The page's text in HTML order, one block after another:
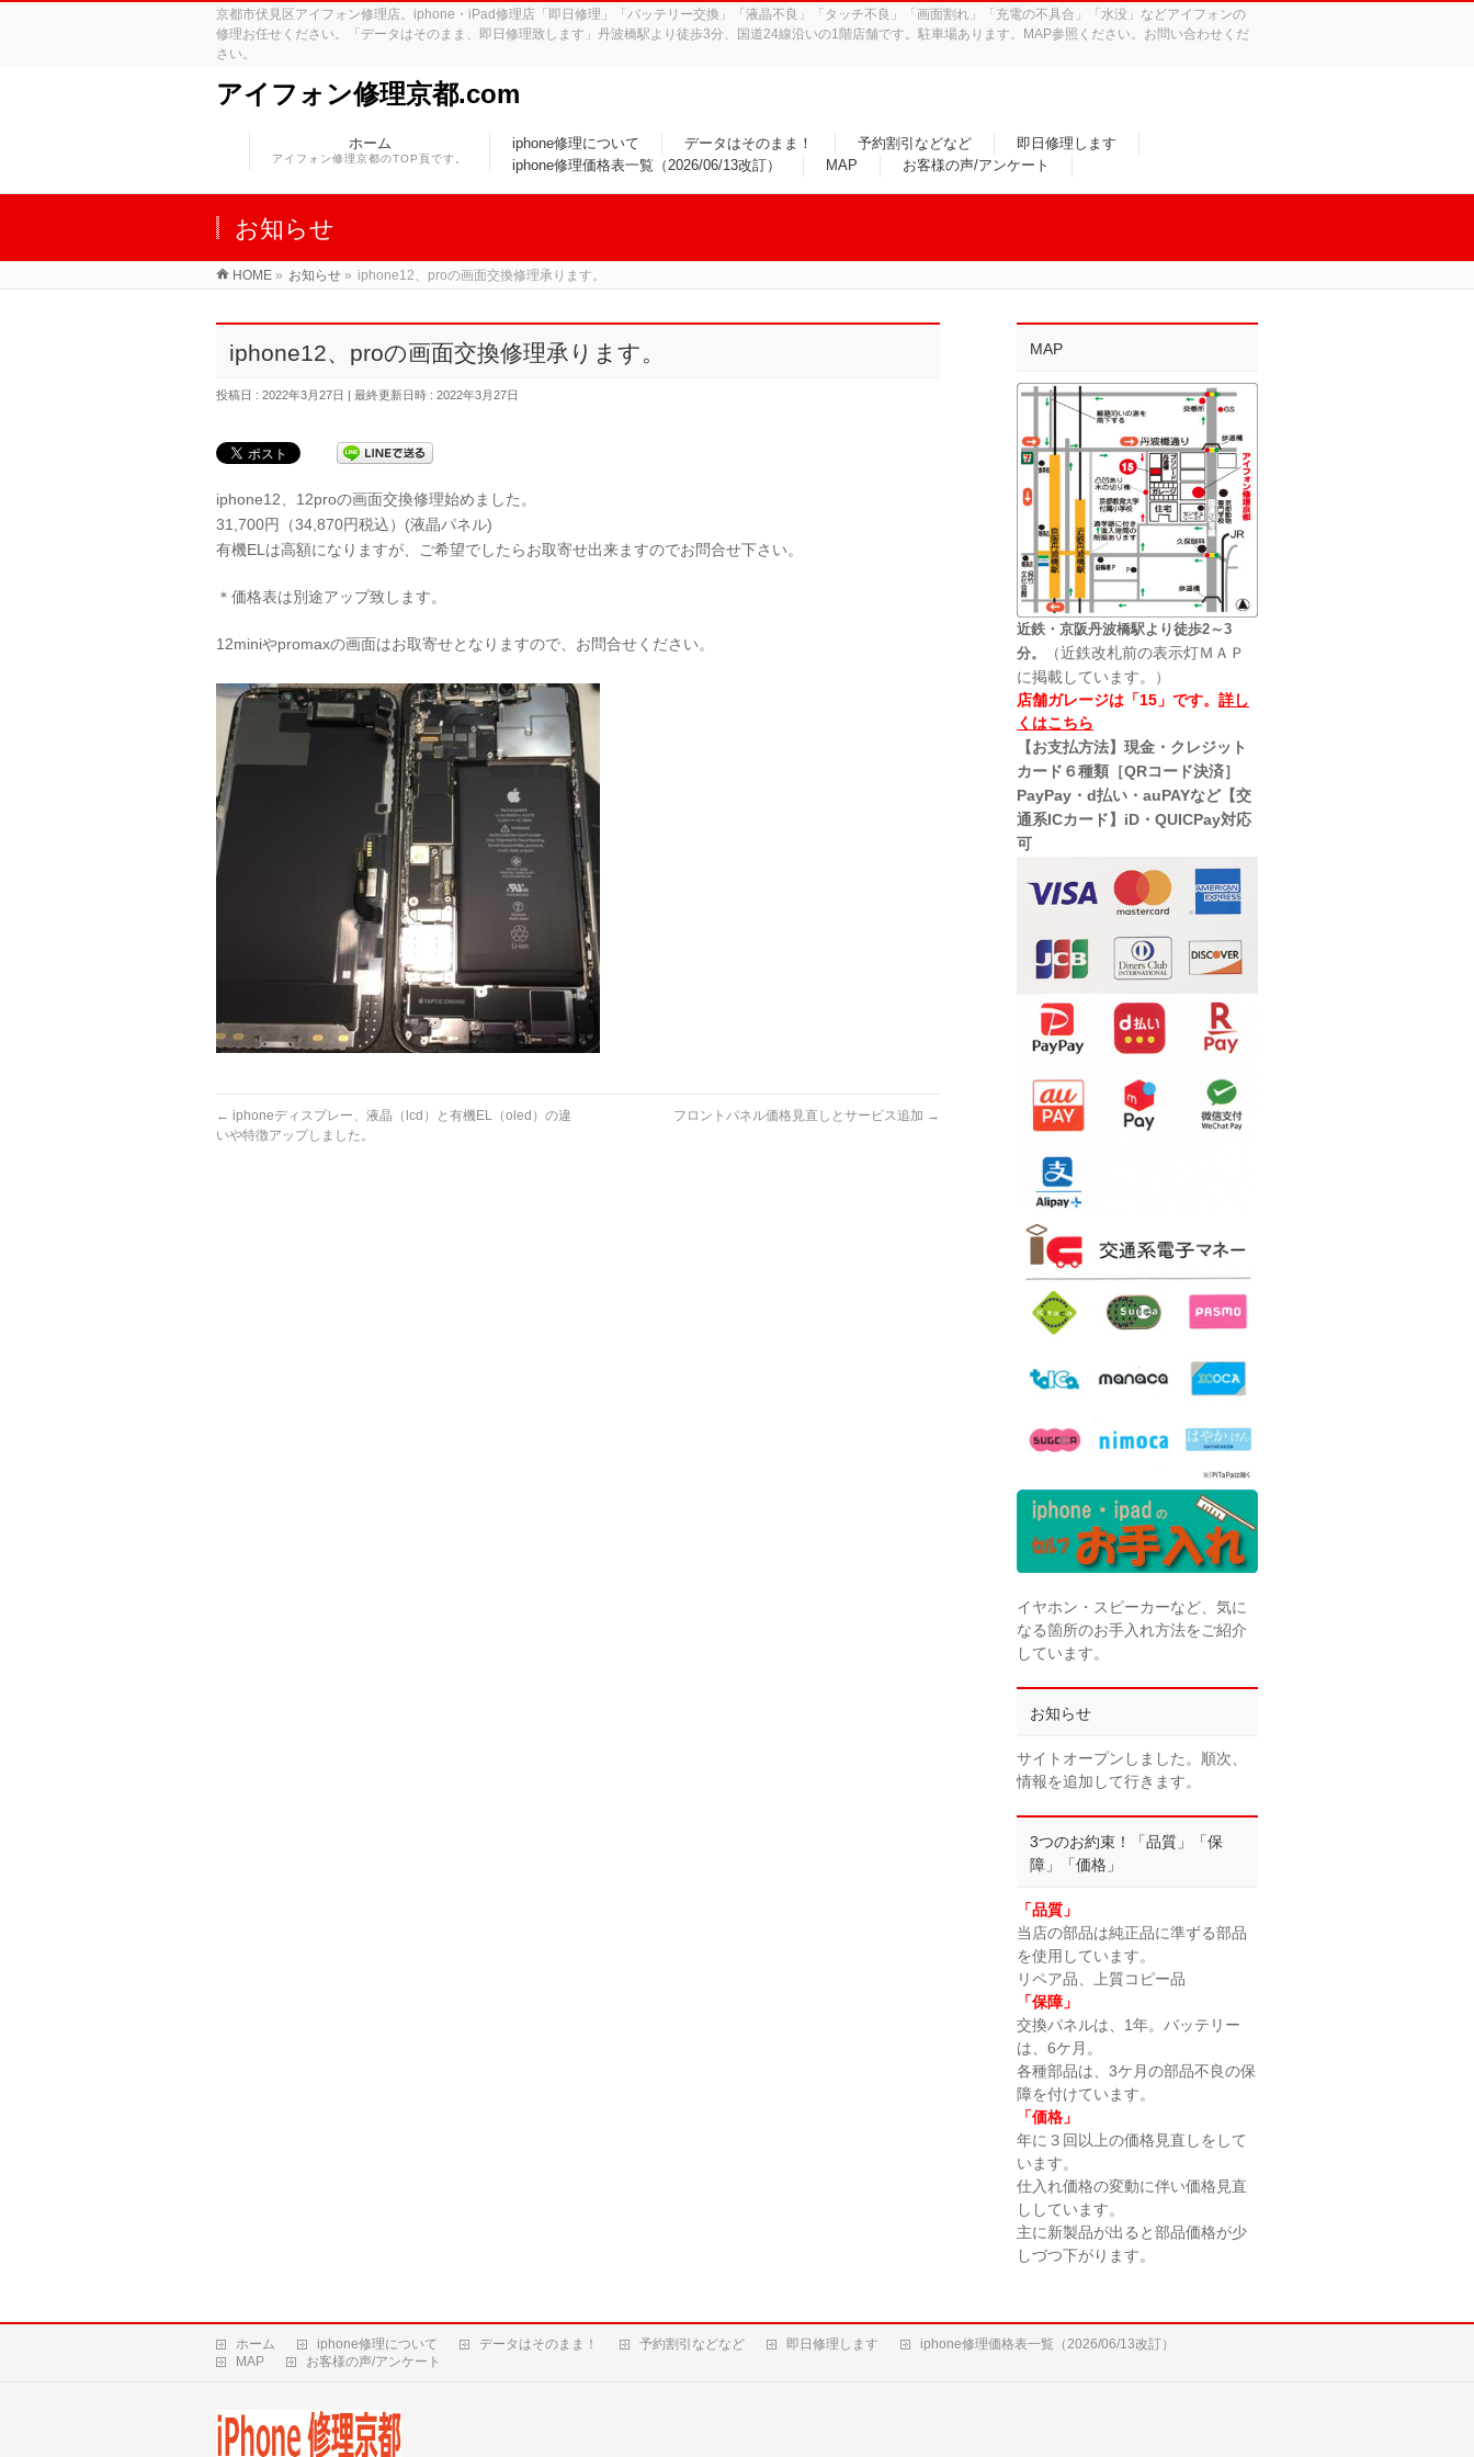
京都市伏見区アイフォン修理店。iphone・iPad修理店「即日修理」「バッテリー交換」「液晶不良」「タッチ不良」「画面割れ」「充電の不具合」「水没」などアイフォンの
修理お任せください。「データはそのまま、即日修理致します」丹波橋駅より徒歩3分、国道24線沿いの1階店舗です。駐車場あります。MAP参照ください。お問い合わせくだ
さい。
アイフォン修理京都.com
ホーム
アイフォン修理京都のTOP頁です。
iphone修理について データはそのまま！ 予約割引などなど
即日修理します
iphone修理価格表一覧（2026/06/13改訂）
MAP お客様の声/アンケート
お知らせ
HOME » お知らせ » iphone12、proの画面交換修理承ります。
iphone12、proの画面交換修理承ります。
投稿日 : 2022年3月27日 最終更新日時 : 2022年3月27日
iphone12、12proの画面交換修理始めました。
31,700円（34,870円税込）(液晶パネル)
有機ELは高額になりますが、ご希望でしたらお取寄せ出来ますのでお問合せ下さい。
＊価格表は別途アップ致します。
12miniやpromaxの画面はお取寄せとなりますので、お問合せください。
← iphoneディスプレー、液晶（lcd）と有機EL（oled）の違
いや特徴アップしました。
フロントパネル価格見直しとサービス追加 →
MAP
近鉄・京阪丹波橋駅より徒歩2～3
分。
（近鉄改札前の表示灯ＭＡＰ
に掲載しています。）
店舗ガレージは「15」です。 詳し
くはこちら
【お支払方法】現金・クレジット
カード６種類［QRコード決済］
PayPay・d払い・auPAYなど【交
通系ICカード】iD・QUICPay対応
可
イヤホン・スピーカーなど、気に
なる箇所のお手入れ方法をご紹介
しています。
お知らせ
サイトオープンしました。順次、
情報を追加して行きます。
3つのお約束！「品質」「保
障」「価格」
「品質」
当店の部品は純正品に準ずる部品
を使用しています。
リペア品、上質コピー品
「保障」
交換パネルは、1年。バッテリー
は、6ケ月。
各種部品は、3ケ月の部品不良の保
障を付けています。
「価格」
年に３回以上の価格見直しをして
います。
仕入れ価格の変動に伴い価格見直
ししています。
主に新製品が出ると部品価格が少
しづつ下がります。
ホーム iphone修理について データはそのまま！ 予約割引などなど 即日修理します
iphone修理価格表一覧（2026/06/13改訂）
MAP
お客様の声/アンケート